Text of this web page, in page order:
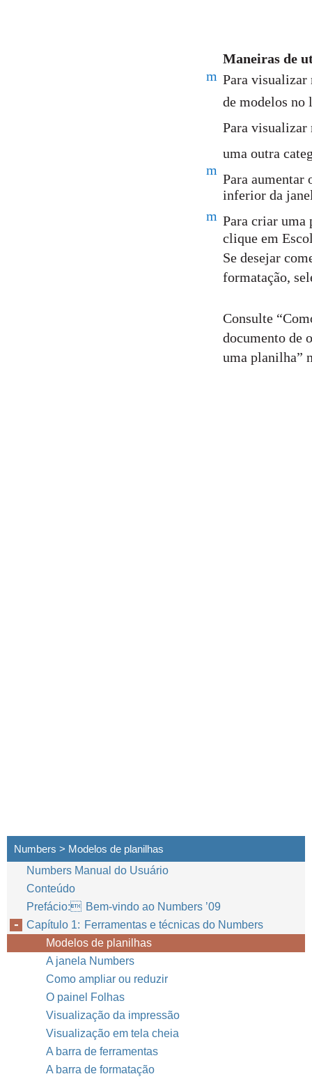
Maneiras de
Para visualizar
m
de modelos no
Para visualizar
uma outra
Para aumentar
m
inferior da
Para criar uma
m
clique em
Se desejar
formatação,
Consulte
documento de
uma planilha”
Numbers > Modelos de planilhas
Numbers Manual do Usuário
Conteúdo
Prefácio: Bem-vindo ao Numbers ’09
Capítulo 1: Ferramentas e técnicas do Numbers
Modelos de planilhas
A janela Numbers
Como ampliar ou reduzir
O painel Folhas
Visualização da impressão
Visualização em tela cheia
A barra de ferramentas
A barra de formatação